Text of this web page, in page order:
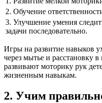
2. Обучение
3. Улучшение умения
задачи последовательно.
Игры на развитие навыков
через мытье и расстановку
развивают моторику рук
жизненным навыкам.
2. Учим